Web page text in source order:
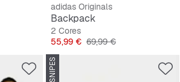
adidas Originals
Backpack
2 Cores
Preço
55,99 € Preço original
69,99 €